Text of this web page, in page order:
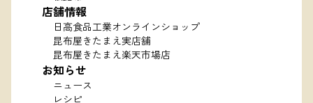
店舗情報
日高食品工業オンラインショップ
昆布屋きたまえ実店舗
昆布屋きたまえ楽天市場店
お知らせ
ニュース
レシピ